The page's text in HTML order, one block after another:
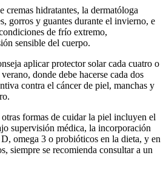
cremas hidratantes, la dermatóloga
gorros y guantes durante el invierno, e
de frío extremo,
sensible del cuerpo.
aplicar protector solar cada cuatro o
donde debe hacerse cada dos
contra el cáncer de piel, manchas y
otras formas de cuidar la piel incluyen el
supervisión médica, la incorporación
omega 3 o probióticos en la dieta, y en
siempre se recomienda consultar a un